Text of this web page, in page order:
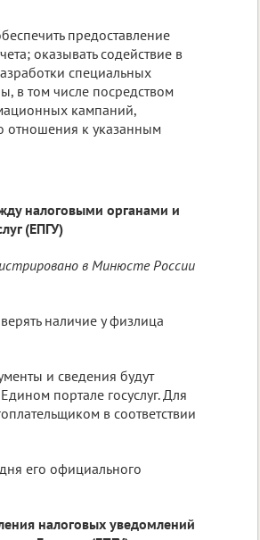
предоставление
оказывать содействие в
специальных
в том числе посредством
кампаний,
отношения к указанным
налоговыми органами и
(ЕПГУ)
в Минюсте России
наличие у физлица
и сведения будут
портале госуслуг. Для
в соответствии
его официального
налоговых уведомлений